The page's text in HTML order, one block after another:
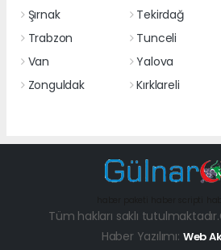
Şırnak
Tekirdağ
Trabzon
Tunceli
Van
Yalova
Zonguldak
Kırklareli
Tüm hakları saklı
Haber Yazılımı: Web